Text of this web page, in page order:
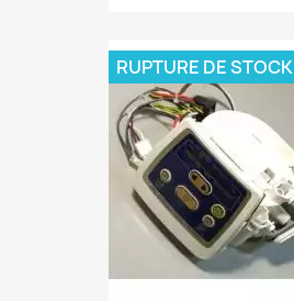
RUPTURE DE STOCK